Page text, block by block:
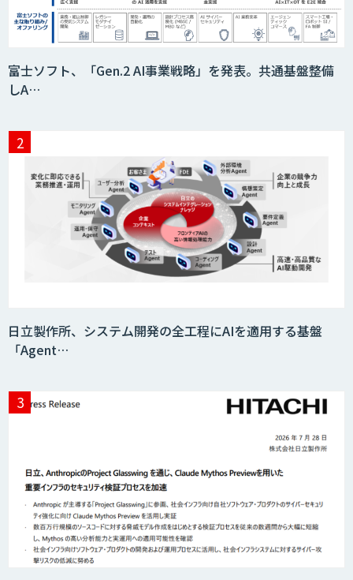
ID ZERO（アイディーゼロ）
身体・動作解析AIソリューション
生成AIの業務活用は「Safe AI
スマート工場ソリューションkizkia-
Meter
富士ソフト、「Gen.2 AI事業戦略」を発表。共通基盤整備
しA…
日立製作所、システム開発の全工程にAIを適用する基盤
「Agent…